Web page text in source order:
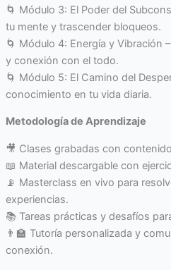
🌀 Módulo 3: El Poder del
tu mente y trascender bloqueos.
🌀 Módulo 4: Energía y Vibración
y conexión con el todo.
🌀 Módulo 5: El Camino del
conocimiento en tu vida diaria.
Metodología de Aprendizaje
🎥 Clases grabadas con
📖 Material descargable con
📡 Masterclass en vivo para
experiencias.
📚 Tareas prácticas y desafíos
👨‍🏫 Tutoría personalizada y
conexión.